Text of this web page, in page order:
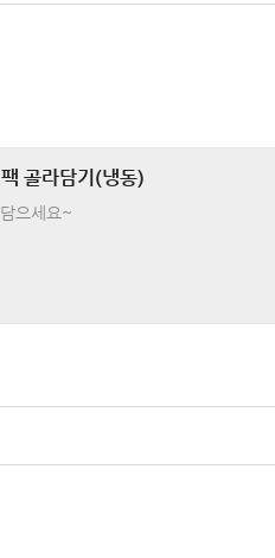
골라담기(냉동)
으세요~